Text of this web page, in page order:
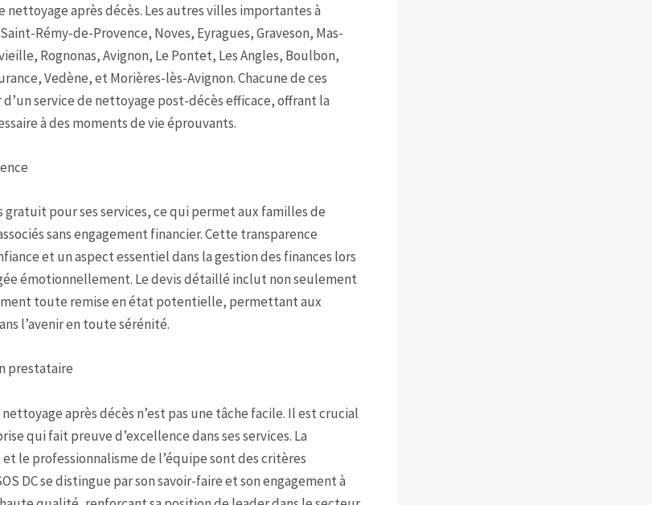
nettoyage après décès. Les autres villes importantes à
Rémy-de-Provence, Noves, Eyragues, Graveson, Mas-
Rognonas, Avignon, Le Pontet, Les Angles, Boulbon,
Vedène, et Morières-lès-Avignon. Chacune de ces
service de nettoyage post-décès efficace, offrant la
à des moments de vie éprouvants.
gratuit pour ses services, ce qui permet aux familles de
sans engagement financier. Cette transparence
et un aspect essentiel dans la gestion des finances lors
émotionnellement. Le devis détaillé inclut non seulement
toute remise en état potentielle, permettant aux
l’avenir en toute sérénité.
prestataire
après décès n’est pas une tâche facile. Il est crucial
qui fait preuve d’excellence dans ses services. La
le professionnalisme de l’équipe sont des critères
DC se distingue par son savoir-faire et son engagement à